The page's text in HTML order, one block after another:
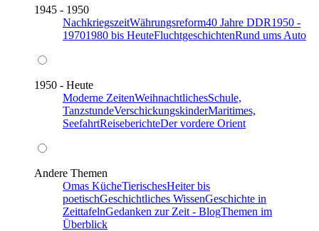
1945 - 1950
NachkriegszeitWährungsreform40 Jahre DDR1950 -
19701980 bis HeuteFluchtgeschichtenRund ums Auto
1950 - Heute
Moderne ZeitenWeihnachtlichesSchule,
TanzstundeVerschickungskinderMaritimes,
SeefahrtReiseberichteDer vordere Orient
Andere Themen
Omas KücheTierischesHeiter bis
poetischGeschichtliches WissenGeschichte in
ZeittafelnGedanken zur Zeit - BlogThemen im
Überblick